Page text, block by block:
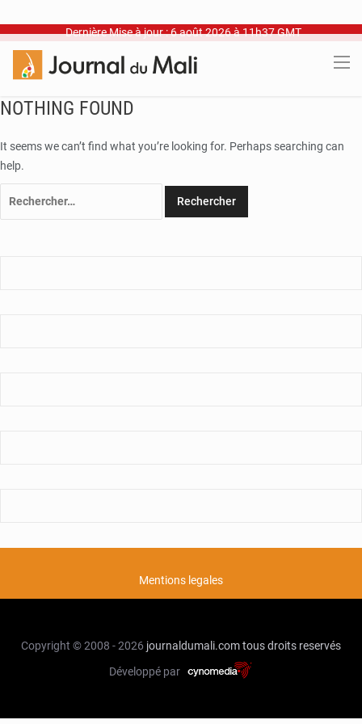
Dernière Mise à jour : 6 août 2026 à 11h37 GMT
NOTHING FOUND
It seems we can’t find what you’re looking for. Perhaps searching can
help.
Mentions legales
Copyright © 2008 - 2026 journaldumali.comtous droits reservés
Développé par